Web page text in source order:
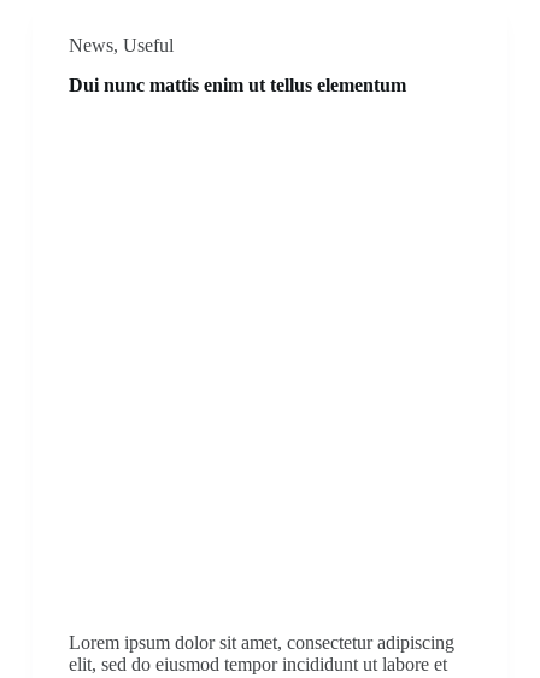
News, Useful
Dui nunc mattis enim ut tellus elementum
Lorem ipsum dolor sit amet, consectetur adipiscing
elit, sed do eiusmod tempor incididunt ut labore et